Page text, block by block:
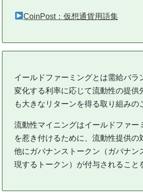
CoinPost：仮想通貨用語集
イールドファーミングとは需給バラ
変化する利率に応じて流動性の提供
も大きなリターンを得る取り組みの
流動性マイニングはイールドファー
を惹き付けるために、流動性提供の
他にガバナンストークン（ガバナン
現するトークン）が付与されること